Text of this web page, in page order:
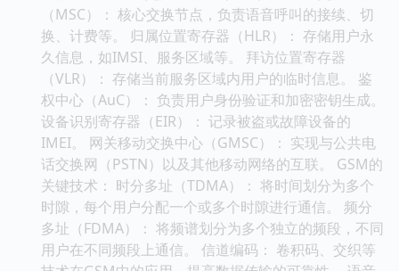
（MSC）： 核心交换节点，负责语音呼叫的接续、切
换、计费等。 归属位置寄存器（HLR）： 存储用户永
久信息，如IMSI、服务区域等。 拜访位置寄存器
（VLR）： 存储当前服务区域内用户的临时信息。 鉴
权中心（AuC）： 负责用户身份验证和加密密钥生成。
设备识别寄存器（EIR）： 记录被盗或故障设备的
IMEI。 网关移动交换中心（GMSC）： 实现与公共电
话交换网（PSTN）以及其他移动网络的互联。 GSM的
关键技术： 时分多址（TDMA）： 将时间划分为多个
时隙，每个用户分配一个或多个时隙进行通信。 频分
多址（FDMA）： 将频谱划分为多个独立的频段，不同
用户在不同频段上通信。 信道编码： 卷积码、交织等